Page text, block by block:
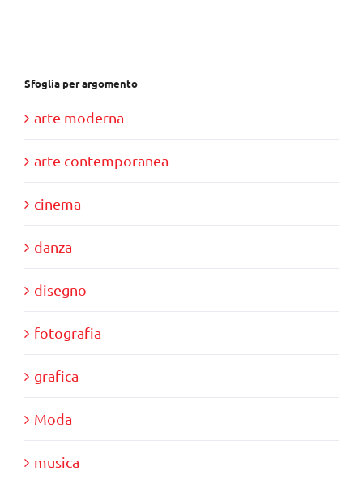
Sfoglia per argomento
arte moderna
arte contemporanea
cinema
danza
disegno
fotografia
grafica
Moda
musica